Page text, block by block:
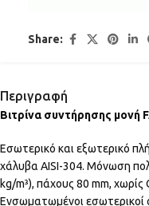
Share:
Περιγραφή
Βιτρίνα συντήρησης μονή
Εσωτερικό και εξωτερικό
χάλυβα AISI-304. Μόνωση
kg/m³), πάχους 80 mm,
Ενσωματωμένοι εσωτερικοί